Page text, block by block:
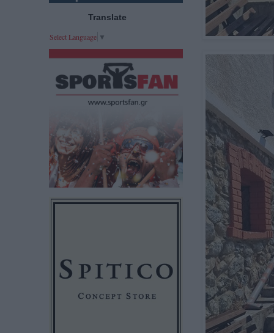
Translate
Select Language ▼